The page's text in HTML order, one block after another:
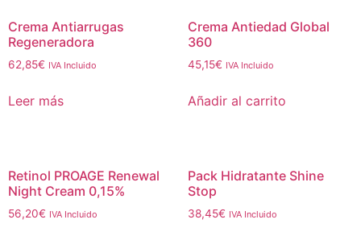
Crema Antiarrugas
Regeneradora
62,85€ IVA Incluido
Leer más
Crema Antiedad Global
360
45,15€ IVA Incluido
Añadir al carrito
Retinol PROAGE Renewal
Night Cream 0,15%
56,20€ IVA Incluido
Pack Hidratante Shine
Stop
38,45€ IVA Incluido